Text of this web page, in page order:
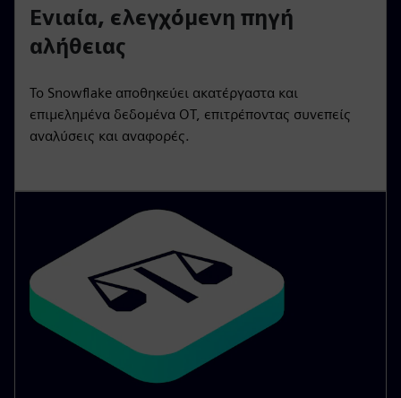
Ενιαία, ελεγχόμενη πηγή
αλήθειας
Το Snowflake αποθηκεύει ακατέργαστα και
επιμελημένα δεδομένα OT, επιτρέποντας συνεπείς
αναλύσεις και αναφορές.